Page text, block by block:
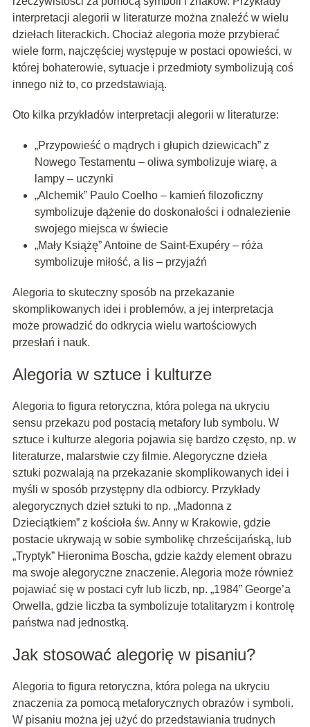
interpretacji alegorii w literaturze można znaleźć w wielu
dziełach literackich. Chociaż alegoria może przybierać
wiele form, najczęściej występuje w postaci opowieści, w
której bohaterowie, sytuacje i przedmioty symbolizują coś
innego niż to, co przedstawiają.
Oto kilka przykładów interpretacji alegorii w literaturze:
„Przypowieść o mądrych i głupich dziewicach” z
Nowego Testamentu – oliwa symbolizuje wiarę, a
lampy – uczynki
„Alchemik” Paulo Coelho – kamień filozoficzny
symbolizuje dążenie do doskonałości i odnalezienie
swojego miejsca w świecie
„Mały Książę” Antoine de Saint-Exupéry – róża
symbolizuje miłość, a lis – przyjaźń
Alegoria to skuteczny sposób na przekazanie
skomplikowanych idei i problemów, a jej interpretacja
może prowadzić do odkrycia wielu wartościowych
przesłań i nauk.
Alegoria w sztuce i kulturze
Alegoria to figura retoryczna, która polega na ukryciu
sensu przekazu pod postacią metafory lub symbolu. W
sztuce i kulturze alegoria pojawia się bardzo często, np. w
literaturze, malarstwie czy filmie. Alegoryczne dzieła
sztuki pozwalają na przekazanie skomplikowanych idei i
myśli w sposób przystępny dla odbiorcy. Przykłady
alegorycznych dzieł sztuki to np. „Madonna z
Dzieciątkiem” z kościoła św. Anny w Krakowie, gdzie
postacie ukrywają w sobie symbolikę chrześcijańską, lub
„Tryptyk” Hieronima Boscha, gdzie każdy element obrazu
ma swoje alegoryczne znaczenie. Alegoria może również
pojawiać się w postaci cyfr lub liczb, np. „1984” George’a
Orwella, gdzie liczba ta symbolizuje totalitaryzm i kontrolę
państwa nad jednostką.
Jak stosować alegorię w pisaniu?
Alegoria to figura retoryczna, która polega na ukryciu
znaczenia za pomocą metaforycznych obrazów i symboli.
W pisaniu można jej użyć do przedstawiania trudnych